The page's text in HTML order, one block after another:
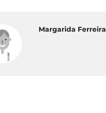
Margarida Ferreira